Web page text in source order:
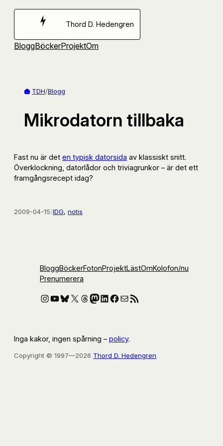
Hoppa
Thord D. Hedengren
BloggBöckerProjektOm
TDH/Blogg
Mikrodatorn tillbaka
Fast nu är det en typisk datorsida av klassiskt snitt.
Överklockning, datorlådor och triviagrunkor – är det ett
framgångsrecept idag?
2009-04-15/IDG, notis
BloggBöckerFotonProjektLästOmKolofon/nu
Prenumerera
Instagram
YouTube
Bluesky
X Threads
Mastodon
LinkedIn
Facebook
E-postRSS-flöde
Inga kakor, ingen spårning – policy.
Copyright © 1997—2026 Thord D. Hedengren